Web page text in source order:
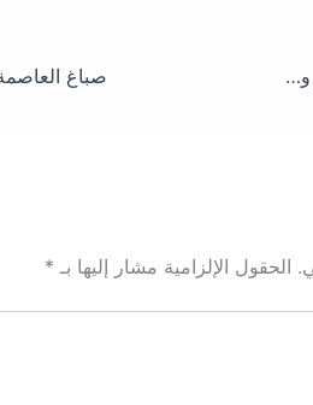
صباغ حولي | صباغ | صباغ شاطر ورخيص حولي-اصباغ 2024
الحقول الإلزامية مشار إليها بـ *